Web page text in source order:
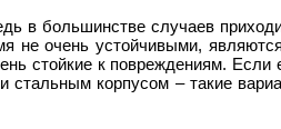
в большинстве случаев
не очень устойчивыми,
стойкие к повреждениям.
стальным корпусом – такие